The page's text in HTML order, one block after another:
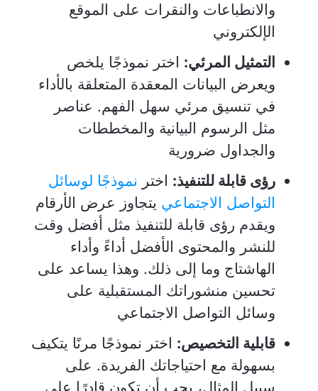
والانطباعات والنقرات على الموقع
الإلكتروني
التمثيل المرئي: اختر نموذجًا يلخص
ويعرض البيانات المعقدة المتعلقة بالأداء
في تنسيق مرئي سهل الفهم. عناصر
مثل الرسوم البيانية والمخططات
والجداول ضرورية
رؤى قابلة للتنفيذ: اختر نموذجًا لوسائل
التواصل الاجتماعي يتجاوز عرض الأرقام
ويقدم رؤى قابلة للتنفيذ مثل أفضل وقت
للنشر والمحتوى الأفضل أداءً وأداء
الهاشتاج وما إلى ذلك. وهذا يساعد على
تحسين منشوراتك المستقبلية على
وسائل التواصل الاجتماعي
قابلية التخصيص: اختر نموذجًا مرنًا يتكيف
بسهولة مع احتياجاتك الفريدة. على
سبيل المثال، يجب أن تكون قادرًا على